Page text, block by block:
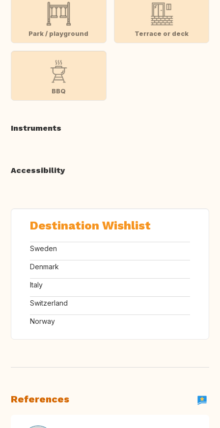
Park / playground Terrace or deck
BBQ
Instruments
Accessibility
Destination Wishlist
Sweden
Denmark
Italy
Switzerland
Norway
References